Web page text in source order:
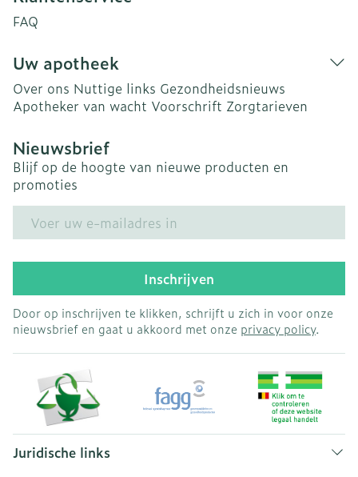
FAQ
Uw apotheek
Over ons Nuttige links Gezondheidsnieuws
Apotheker van wacht Voorschrift Zorgtarieven
Nieuwsbrief
Blijf op de hoogte van nieuwe producten en
promoties
Inschrijven
Door op inschrijven te klikken, schrijft u zich in voor onze
nieuwsbrief en gaat u akkoord met onze privacy policy.
Juridische links